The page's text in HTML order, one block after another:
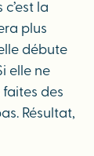
la
plus
débute
elle ne
des
Résultat,